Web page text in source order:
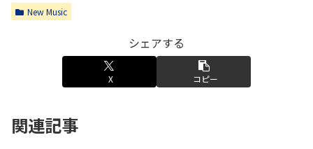
New Music
シェアする
X コピー
関連記事